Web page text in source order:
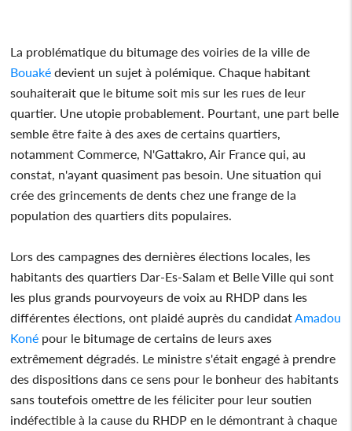
La problématique du bitumage des voiries de la ville de
Bouaké devient un sujet à polémique. Chaque habitant
souhaiterait que le bitume soit mis sur les rues de leur
quartier. Une utopie probablement. Pourtant, une part belle
semble être faite à des axes de certains quartiers,
notamment Commerce, N'Gattakro, Air France qui, au
constat, n'ayant quasiment pas besoin. Une situation qui
crée des grincements de dents chez une frange de la
population des quartiers dits populaires.
Lors des campagnes des dernières élections locales, les
habitants des quartiers Dar-Es-Salam et Belle Ville qui sont
les plus grands pourvoyeurs de voix au RHDP dans les
différentes élections, ont plaidé auprès du candidat Amadou
Koné pour le bitumage de certains de leurs axes
extrêmement dégradés. Le ministre s'était engagé à prendre
des dispositions dans ce sens pour le bonheur des habitants
sans toutefois omettre de les féliciter pour leur soutien
indéfectible à la cause du RHDP en le démontrant à chaque